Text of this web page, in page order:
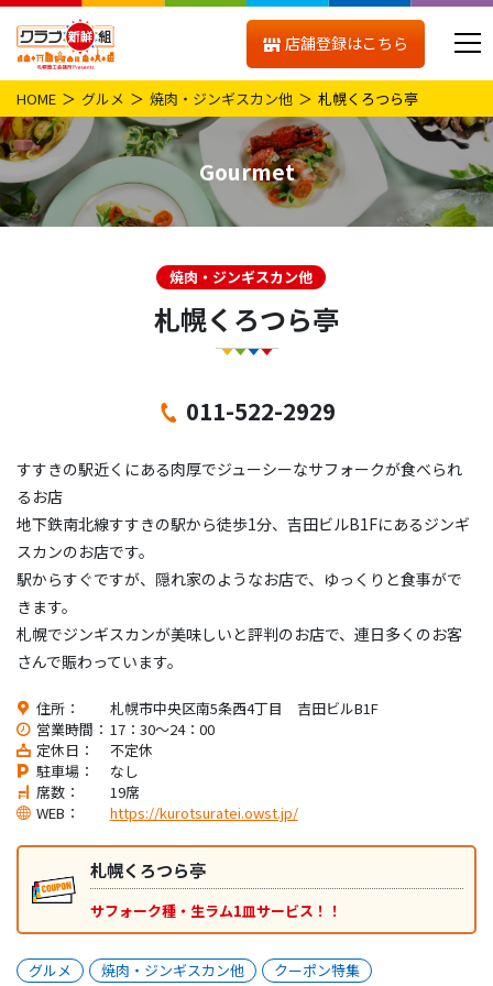
店舗登録はこちら
HOME グルメ 焼肉・ジンギスカン他 札幌くろつら亭
Gourmet
焼肉・ジンギスカン他
札幌くろつら亭
011-522-2929
すすきの駅近くにある肉厚でジューシーなサフォークが食べられ
るお店
地下鉄南北線すすきの駅から徒歩1分、吉田ビルB1Fにあるジンギ
スカンのお店です。
駅からすぐですが、隠れ家のようなお店で、ゆっくりと食事がで
きます。
札幌でジンギスカンが美味しいと評判のお店で、連日多くのお客
さんで賑わっています。
住所：
札幌市中央区南5条西4丁目 吉田ビルB1F
営業時間： 17：30～24：00
定休日：
不定休
駐車場：
なし
席数：
19席
WEB：
https://kurotsuratei.owst.jp/
札幌くろつら亭
サフォーク種・生ラム1皿サービス！！
グルメ 焼肉・ジンギスカン他 クーポン特集